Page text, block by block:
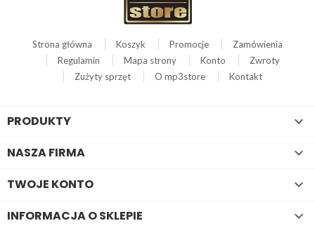
Strona główna Koszyk Promocje
Zamówienia
Regulamin
Mapa strony Konto
Zwroty
Zużyty sprzęt
O mp3store Kontakt
PRODUKTY 
NASZA FIRMA 
TWOJE KONTO 
INFORMACJA O SKLEPIE 